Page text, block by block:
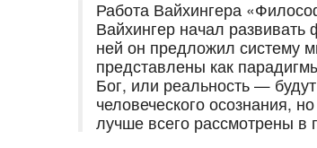
Работа Вайхингера
Вайхингер начал
ней он предложил систему
представлены как
Бог, или реальность —
человеческого осознания,
лучше всего рассмотрены в